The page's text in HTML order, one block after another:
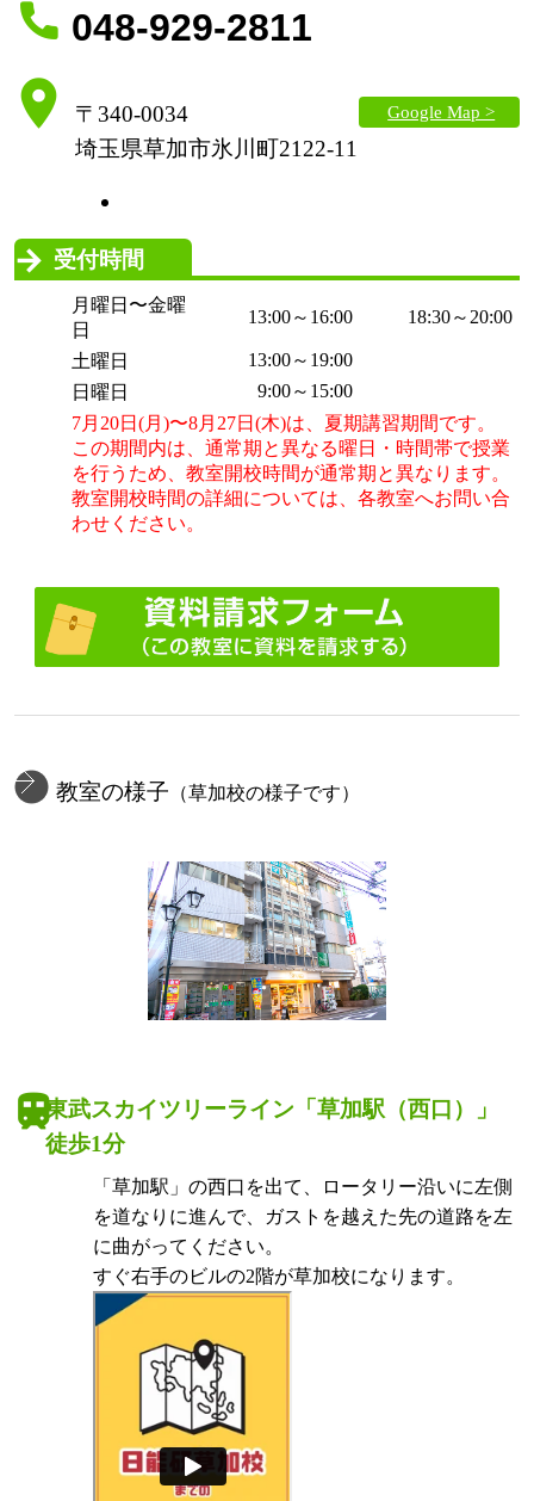
048-929-2811
〒340-0034
埼玉県草加市氷川町2122-11
Google Map >
受付時間
月曜日〜金曜
日
13:00～16:00 18:30～20:00
土曜日
13:00～19:00
日曜日
9:00～15:00
7月20日(月)〜8月27日(木)は、夏期講習期間です。
この期間内は、通常期と異なる曜日・時間帯で授業
を行うため、教室開校時間が通常期と異なります。
教室開校時間の詳細については、各教室へお問い合
わせください。
教室の様子 （草加校の様子です）
東武スカイツリーライン「草加駅（西口）」
徒歩1分
「草加駅」の西口を出て、ロータリー沿いに左側
を道なりに進んで、ガストを越えた先の道路を左
に曲がってください。
すぐ右手のビルの2階が草加校になります。